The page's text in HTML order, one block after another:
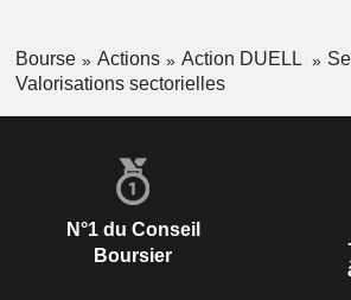
Bourse Actions Action DUELL
Valorisations sectorielles
N°1 du Conseil
Boursier